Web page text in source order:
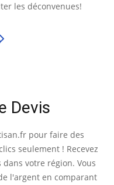
les déconvenues!
Devis
pour faire des
seulement ! Recevez
votre région. Vous
l'argent en comparant